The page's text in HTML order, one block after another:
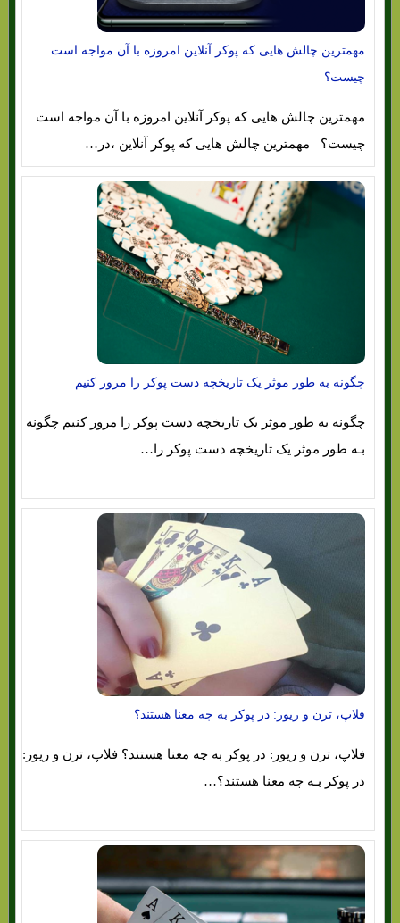
مهمترین چالش هایی که پوکر آنلاین امروزه با آن مواجه است
چیست؟
مهمترین چالش هایی که پوکر آنلاین امروزه با آن مواجه است
چیست؟ مهمترین چالش هایی که پوکر آنلاین ،در…
چگونه به طور موثر یک تاریخچه دست پوکر را مرور کنیم
چگونه به طور موثر یک تاریخچه دست پوکر را مرور کنیم چگونه
بـه طور موثر یک تاریخچه دست پوکر را…
فلاپ، ترن و ریور: در پوکر به چه معنا هستند؟
فلاپ، ترن و ریور: در پوکر به چه معنا هستند؟ فلاپ، ترن و ریور:
در پوکر بـه چه معنا هستند؟…